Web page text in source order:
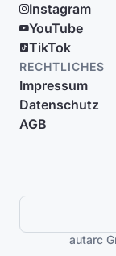
Instagram
YouTube
TikTok
RECHTLICHES
Impressum
Datenschutz
AGB
autarc